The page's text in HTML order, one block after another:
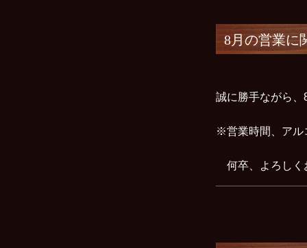
8月の営業に
誠に勝手ながら
※営業時間、アル
何卒、よろし